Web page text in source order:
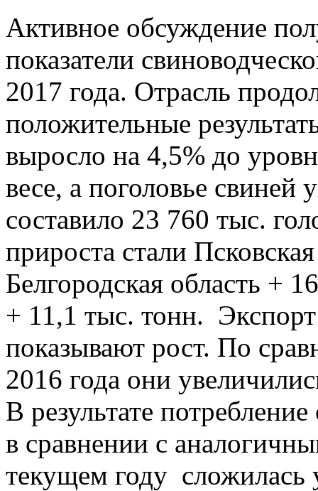
Активное обсуждение
показатели
2017 года. Отрасль
положительные
выросло на 4,5% до
весе, а поголовье свиней
составило 23 760 тыс.
прироста стали
Белгородская область +
+ 11,1 тыс. тонн.
показывают рост. По
2016 года они
В результате
в сравнении с
текущем году сложилась